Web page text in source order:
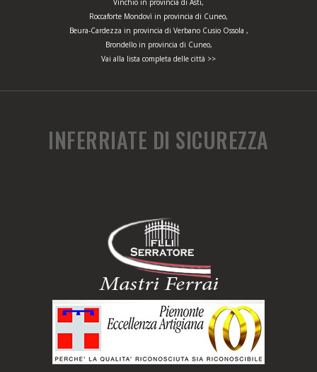
Vinchio in provincia di Asti,
Roccaforte Mondovì in provincia di Cuneo,
Beura-Cardezza in provincia di Verbano Cusio Ossola ,
Brondello in provincia di Cuneo,
Vai alla lista completa delle città >>
INFERRIATE DI SICUREZZA